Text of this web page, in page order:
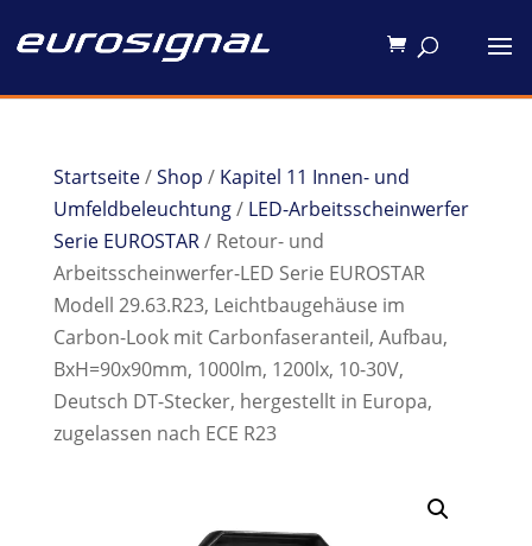
Startseite/Shop / Kapitel 11 Innen- und
Umfeldbeleuchtung/ LED-Arbeitsscheinwerfer
Serie EUROSTAR/ Retour- und
Arbeitsscheinwerfer-LED Serie EUROSTAR
Modell 29.63.R23, Leichtbaugehäuse im
Carbon-Look mit Carbonfaseranteil, Aufbau,
BxH=90x90mm, 1000lm, 1200lx, 10-30V,
Deutsch DT-Stecker, hergestellt in Europa,
zugelassen nach ECE R23